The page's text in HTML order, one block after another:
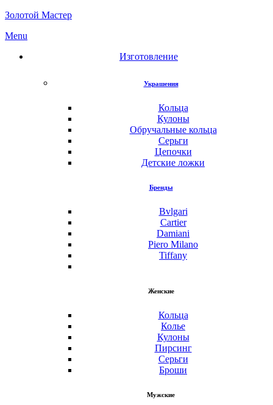
Золотой Мастер
Menu
Изготовление
Украшения
Кольца
Кулоны
Обручальные кольца
Серьги
Цепочки
Детские ложки
Бренды
Bvlgari
Cartier
Damiani
Piero Milano
Tiffany
Женские
Кольца
Колье
Кулоны
Пирсинг
Серьги
Броши
Мужские